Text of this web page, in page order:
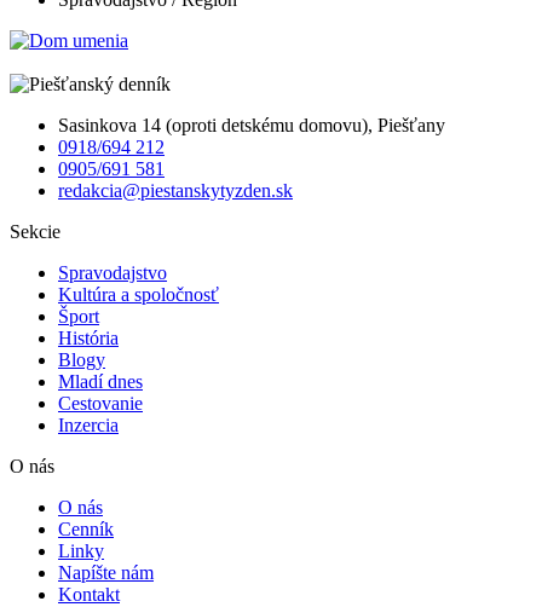
Sasinkova 14 (oproti detskému domovu), Piešťany
0918/694 212
0905/691 581
redakcia@piestanskytyzden.sk
Sekcie
Spravodajstvo
Kultúra a spoločnosť
Šport
História
Blogy
Mladí dnes
Cestovanie
Inzercia
O nás
O nás
Cenník
Linky
Napíšte nám
Kontakt